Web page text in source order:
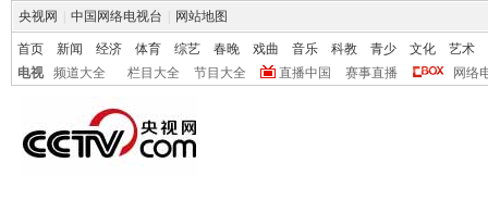
央视网 中国网络电视台 网站地图
首页 新闻 经济 体育 综艺 春晚 戏曲 音乐 科教 青少 文化
艺术
电视
频道大全 栏目大全 节目大全 直播中国 赛事直播 网络